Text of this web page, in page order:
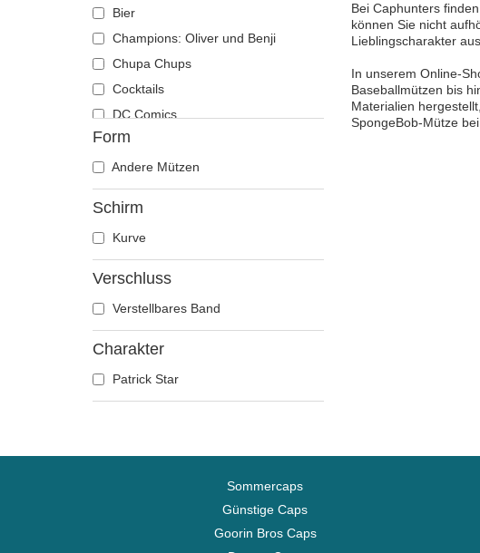
Bier
Champions: Oliver und Benji
Chupa Chups
Cocktails
DC Comics
Der Herr der Ringe
Die Schlümpfe
Disney
Dragon Ball
Erdnüsse
Harry Potter
Hip Hop Dogz
Form
Andere Mützen
Schirm
Kurve
Verschluss
Verstellbares Band
Charakter
Patrick Star
Bei Caphunters
können Sie nicht
Lieblingscharakter
In unserem Online-
Baseballmützen bis
Materialien
SpongeBob-Mütze
Sommercaps
Günstige Caps
Goorin Bros Caps